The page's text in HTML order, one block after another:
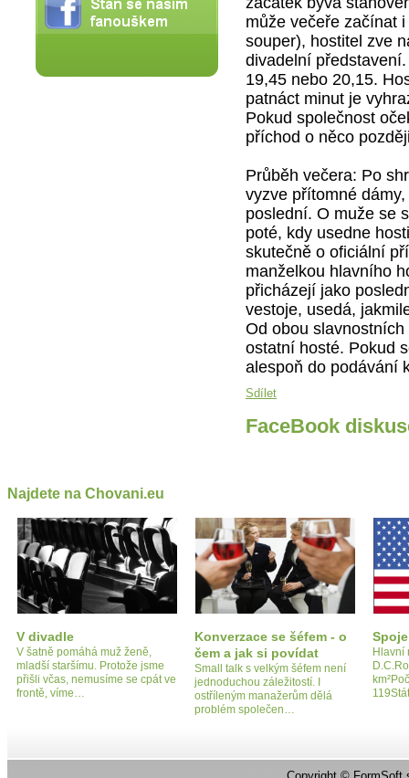
může večeře začínat
souper), hostitel zve
divadelní
19,45 nebo 20,15.
patnáct minut je
Pokud společnost
příchod o něco
Průběh večera: Po
vyzve přítomné
poslední. O muže se
poté, kdy usedne
skutečně o oficiální
manželkou hlavního
přicházejí jako
vestoje, usedá,
Od obou
ostatní hosté. Pokud
alespoň do podávání
Sdílet
FaceBook
Najdete na Chovani.eu
V divadle
V šatně pomáhá muž ženě,
mladší staršímu. Protože jsme
přišli včas, nemusíme se cpát ve
frontě, víme…
Konverzace se šéfem - o
čem a jak si povídat
Small talk s velkým šéfem není
jednoduchou záležitostí. I
ostříleným manažerům dělá
problém společen…
Hlavní